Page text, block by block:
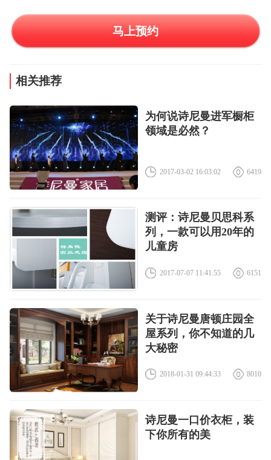
马上预约
相关推荐
为何说诗尼曼进军橱柜
领域是必然？
2017-03-02 16:03:02 6419
​测评：诗尼曼贝思科系
列，一款可以用20年的
儿童房
2017-07-07 11:41:55 6151
​关于诗尼曼唐顿庄园全
屋系列，你不知道的几
大秘密
2018-01-31 09:44:33 8010
​诗尼曼一口价衣柜，装
下你所有的美